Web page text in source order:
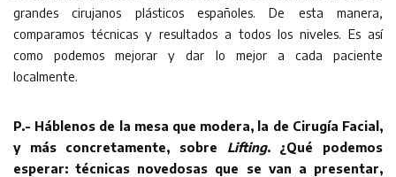
grandes cirujanos plásticos españoles. De esta manera,
comparamos técnicas y resultados a todos los niveles. Es así
como podemos mejorar y dar lo mejor a cada paciente
localmente.
P.- Háblenos de la mesa que modera, la de Cirugía Facial,
y más concretamente, sobre Lifting. ¿Qué podemos
esperar: técnicas novedosas que se van a presentar,